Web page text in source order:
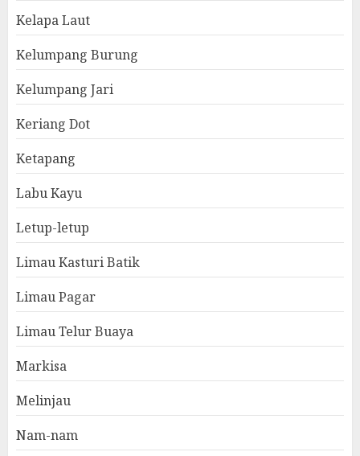
Kelapa Laut
Kelumpang Burung
Kelumpang Jari
Keriang Dot
Ketapang
Labu Kayu
Letup-letup
Limau Kasturi Batik
Limau Pagar
Limau Telur Buaya
Markisa
Melinjau
Nam-nam